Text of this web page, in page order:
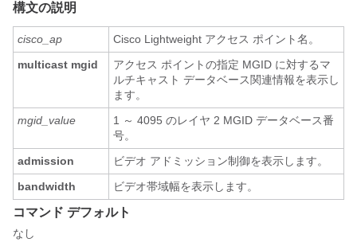
構文の説明
cisco_ap
Cisco Lightweight アクセス ポイント名。
multicast mgid
アクセス ポイントの指定 MGID に対するマ
ルチキャスト データベース関連情報を表示し
ます。
mgid_value
1 ～ 4095 のレイヤ 2 MGID データベース番
号。
admission
ビデオ アドミッション制御を表示します。
bandwidth
ビデオ帯域幅を表示します。
コマンド デフォルト
なし